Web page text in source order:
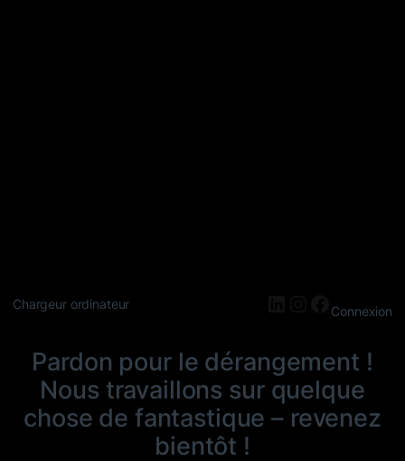
Chargeur ordinateur LinkedIn
Instagram
Connexion
Pardon pour le dérangement !
Nous travaillons sur quelque
chose de fantastique – revenez
bientôt !